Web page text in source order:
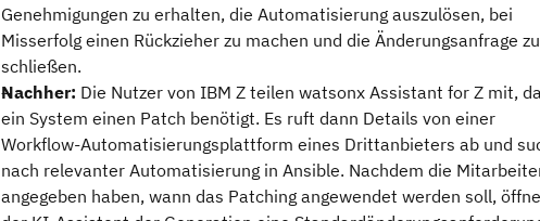
Genehmigungen zu erhalten, die Automatisierung auszulösen, bei
Misserfolg einen Rückzieher zu machen und die Änderungsanfrage zu
schließen.
Nachher: Die Nutzer von IBM Z teilen watsonx Assistant for Z mit,
ein System einen Patch benötigt. Es ruft dann Details von einer
Workflow-Automatisierungsplattform eines Drittanbieters ab und
nach relevanter Automatisierung in Ansible. Nachdem die
angegeben haben, wann das Patching angewendet werden soll,